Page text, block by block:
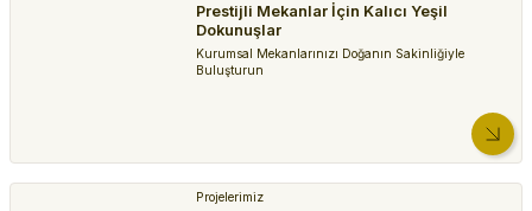
Prestijli Mekanlar İçin Kalıcı Yeşil
Dokunuşlar
Kurumsal Mekanlarınızı Doğanın Sakinliğiyle
Buluşturun
Projelerimiz